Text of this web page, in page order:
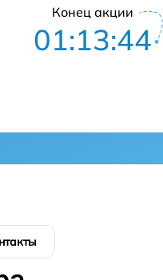
Конец акции
01:13:43